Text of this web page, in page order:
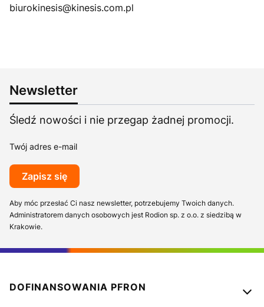
biurokinesis@kinesis.com.pl
Newsletter
Śledź nowości i nie przegap żadnej promocji.
Twój adres e-mail
Zapisz się
Aby móc przesłać Ci nasz newsletter, potrzebujemy Twoich danych.
Administratorem danych osobowych jest Rodion sp. z o.o. z siedzibą w
Krakowie.
Linki w stopce
DOFINANSOWANIA PFRON